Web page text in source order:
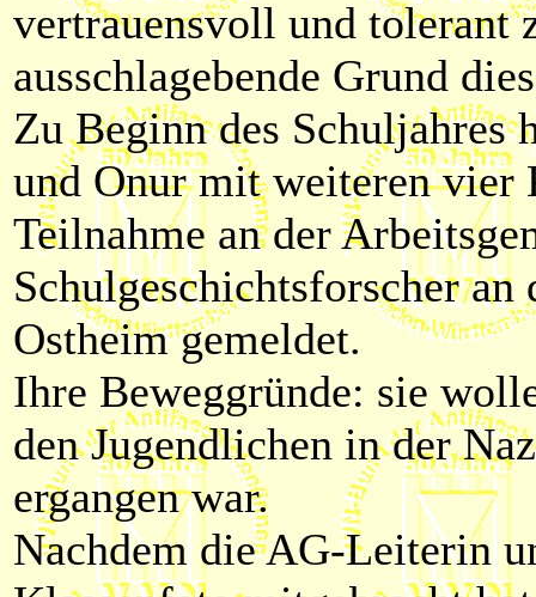
vertrauensvoll und tolerant
ausschlagebende Grund
Zu Beginn des Schuljahres
und Onur mit weiteren vier
Teilnahme an der
Schulgeschichtsforscher
Ostheim gemeldet.
Ihre Beweggründe: sie
den Jugendlichen in der
ergangen war.
Nachdem die AG-Leiterin